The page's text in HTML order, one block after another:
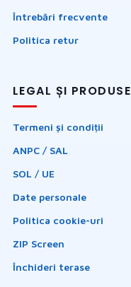
Întrebări frecvente
Politica retur
LEGAL ȘI PRODUSE
Termeni și condiții
ANPC / SAL
SOL / UE
Date personale
Politica cookie-uri
ZIP Screen
Închideri terase